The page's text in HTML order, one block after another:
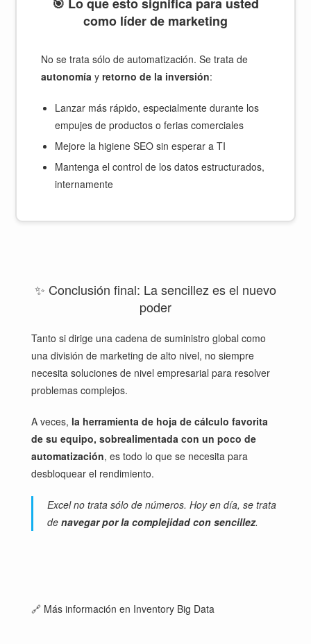
como líder de marketing
No se trata sólo de automatización. Se trata de
autonomía yretorno de la inversión:
Lanzar más rápido, especialmente durante los
empujes de productos o ferias comerciales
Mejore la higiene SEO sin esperar a TI
Mantenga el control de los datos estructurados,
internamente
✨ Conclusión final: La sencillez es el nuevo
poder
Tanto si dirige una cadena de suministro global como
una división de marketing de alto nivel, no siempre
necesita soluciones de nivel empresarial para resolver
problemas complejos.
A veces, la herramienta de hoja de cálculo favorita
de su equipo, sobrealimentada con un poco de
automatización, es todo lo que se necesita para
desbloquear el rendimiento.
Excel no trata sólo de números. Hoy en día, se trata
de navegar por la complejidad con sencillez.
🔗 Más información en Inventory Big Data